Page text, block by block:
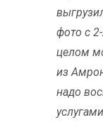
фото с
целом
из
надо